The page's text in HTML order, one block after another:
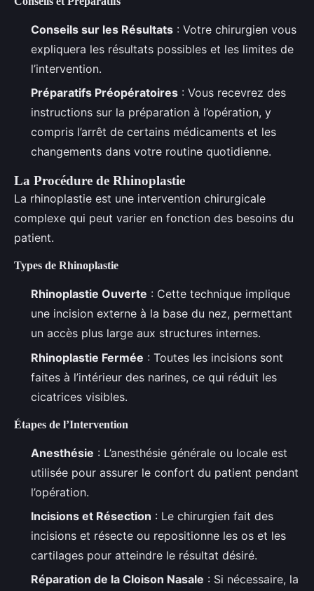
Conseils sur les Résultats : Votre chirurgien vous
expliquera les résultats possibles et les limites de
l’intervention.
Préparatifs Préopératoires : Vous recevrez des
instructions sur la préparation à l’opération, y
compris l’arrêt de certains médicaments et les
changements dans votre routine quotidienne.
La Procédure de Rhinoplastie
La rhinoplastie est une intervention chirurgicale
complexe qui peut varier en fonction des besoins du
patient.
Types de Rhinoplastie
Rhinoplastie Ouverte : Cette technique implique
une incision externe à la base du nez, permettant
un accès plus large aux structures internes.
Rhinoplastie Fermée : Toutes les incisions sont
faites à l’intérieur des narines, ce qui réduit les
cicatrices visibles.
Étapes de l’Intervention
Anesthésie : L’anesthésie générale ou locale est
utilisée pour assurer le confort du patient pendant
l’opération.
Incisions et Résection : Le chirurgien fait des
incisions et résecte ou repositionne les os et les
cartilages pour atteindre le résultat désiré.
Réparation de la Cloison Nasale : Si nécessaire, la